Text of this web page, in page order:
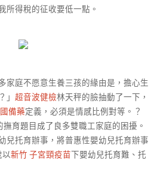
所得稅的征收要低一點。
家庭不愿意生養三孩的緣由是，擔心生
」 超音波健檢林天秤的臉抽動了一下，
備藥定義，必須是情感比例對等。？
育題目成了良多雙職工家庭的困擾。
兒托育辦事，將普惠性嬰幼兒托育辦事
新竹 子宮頸疫苗下嬰幼兒托育難、托